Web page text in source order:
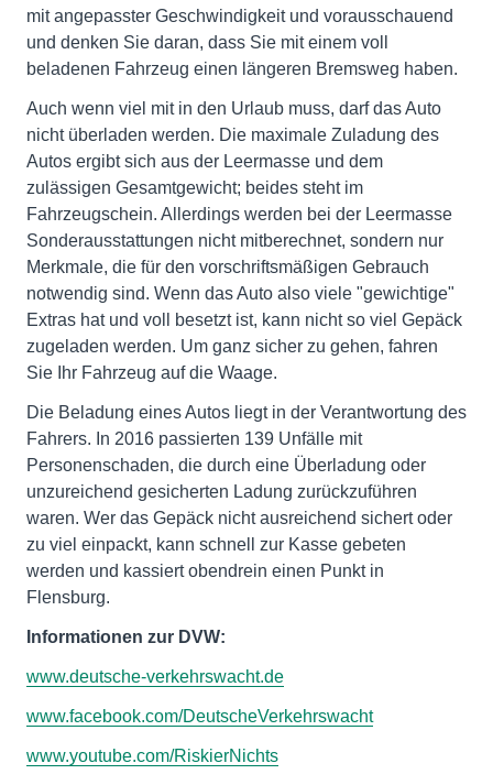
mit angepasster Geschwindigkeit und vorausschauend
und denken Sie daran, dass Sie mit einem voll
beladenen Fahrzeug einen längeren Bremsweg haben.
Auch wenn viel mit in den Urlaub muss, darf das Auto
nicht überladen werden. Die maximale Zuladung des
Autos ergibt sich aus der Leermasse und dem
zulässigen Gesamtgewicht; beides steht im
Fahrzeugschein. Allerdings werden bei der Leermasse
Sonderausstattungen nicht mitberechnet, sondern nur
Merkmale, die für den vorschriftsmäßigen Gebrauch
notwendig sind. Wenn das Auto also viele "gewichtige"
Extras hat und voll besetzt ist, kann nicht so viel Gepäck
zugeladen werden. Um ganz sicher zu gehen, fahren
Sie Ihr Fahrzeug auf die Waage.
Die Beladung eines Autos liegt in der Verantwortung des
Fahrers. In 2016 passierten 139 Unfälle mit
Personenschaden, die durch eine Überladung oder
unzureichend gesicherten Ladung zurückzuführen
waren. Wer das Gepäck nicht ausreichend sichert oder
zu viel einpackt, kann schnell zur Kasse gebeten
werden und kassiert obendrein einen Punkt in
Flensburg.
Informationen zur DVW:
www.deutsche-verkehrswacht.de
www.facebook.com/DeutscheVerkehrswacht
www.youtube.com/RiskierNichts